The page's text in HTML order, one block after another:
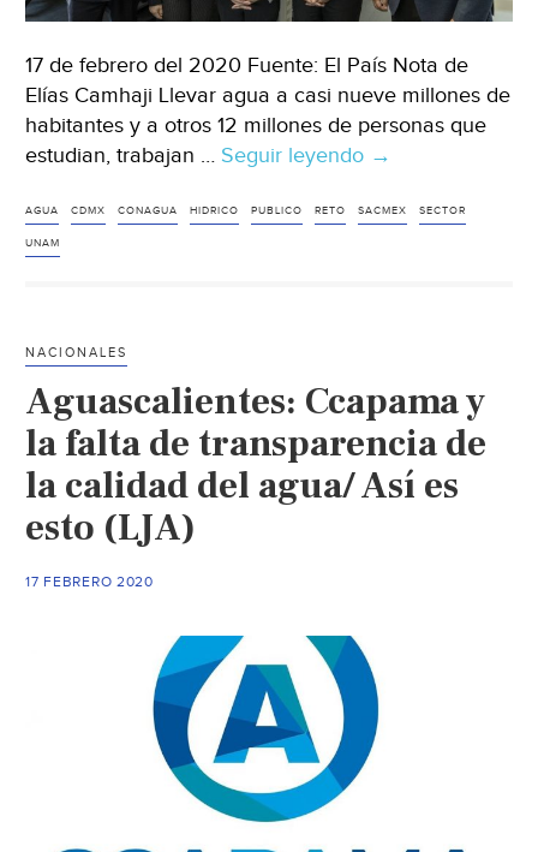
17 de febrero del 2020 Fuente: El País Nota de
Elías Camhaji Llevar agua a casi nueve millones de
habitantes y a otros 12 millones de personas que
estudian, trabajan … Seguir leyendo Ciudad
México,
(El
País)
→
AGUA CDMX CONAGUA HIDRICO PUBLICO RETO SACMEX SECTOR
UNAM
NACIONALES
Aguascalientes: Ccapama y
la falta de transparencia de
la calidad del agua/ Así es
esto (LJA)
17 FEBRERO 2020